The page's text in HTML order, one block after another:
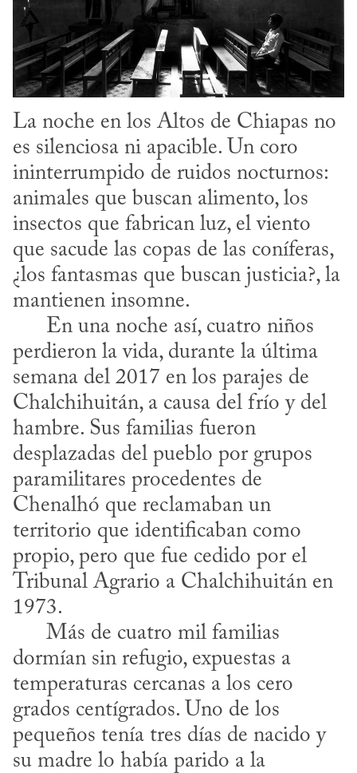
La noche en los Altos de Chiapas no
es silenciosa ni apacible. Un coro
ininterrumpido de ruidos nocturnos:
animales que buscan alimento, los
insectos que fabrican luz, el viento
que sacude las copas de las coníferas,
¿los fantasmas que buscan justicia?, la
mantienen insomne.
perdieron la vida, durante la última
semana del 2017 en los parajes de
Chalchihuitán, a causa del frío y del
hambre. Sus familias fueron
desplazadas del pueblo por grupos
paramilitares procedentes de
Chenalhó que reclamaban un
territorio que identificaban como
propio, pero que fue cedido por el
Tribunal Agrario a Chalchihuitán en
1973.
dormían sin refugio, expuestas a
temperaturas cercanas a los cero
grados centígrados. Uno de los
pequeños tenía tres días de nacido y
su madre lo había parido a la